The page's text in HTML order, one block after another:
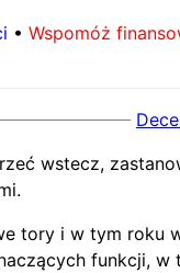
• Wspomóż
wstecz,
tory i w tym roku
funkcji, w